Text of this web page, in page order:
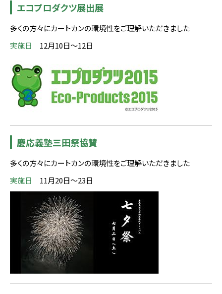
エコプロダクツ展出展
多くの方々にカートカンの環境性をご理解いただきました
実施日
12月10日～12日
慶応義塾三田祭協賛
多くの方々にカートカンの環境性をご理解いただきました
実施日
11月20日～23日